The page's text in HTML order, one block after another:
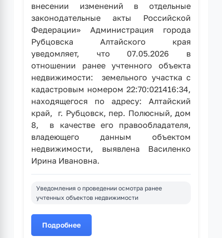
внесении изменений в отдельные
законодательные акты Российской
Федерации» Администрация города
Рубцовска Алтайского края
уведомляет, что 07.05.2026 в
отношении ранее учтенного объекта
недвижимости: земельного участка с
кадастровым номером 22:70:021416:34,
находящегося по адресу: Алтайский
край, г. Рубцовск, пер. Полюсный, дом
8, в качестве его правообладателя,
владеющего данным объектом
недвижимости, выявлена Василенко
Ирина Ивановна.
Уведомления о проведении осмотра ранее
учтенных объектов недвижимости
Подробнее
о